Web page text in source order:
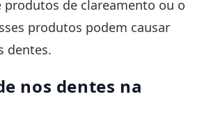
produtos de clareamento ou o
produtos podem causar
dentes.
nos dentes na